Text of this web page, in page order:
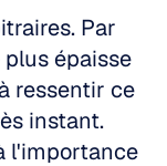
Par
épaisse
ressentir ce
instant.
l'importance